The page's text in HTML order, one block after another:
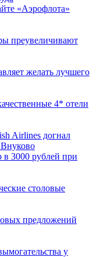
«Аэрофлота»
преувеличивают
желать лучшего
4* отели
Airlines догнал
Внуково
в 3000 рублей при
столовые
предложений
у